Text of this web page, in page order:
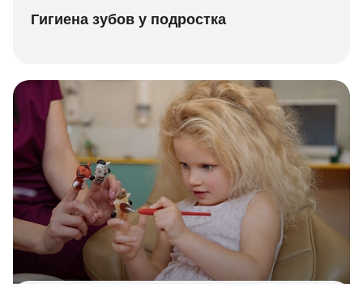
Гигиена зубов у подростка